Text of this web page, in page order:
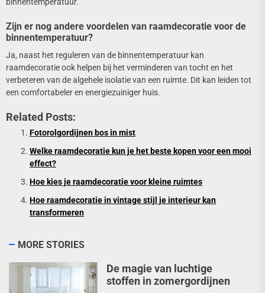
Zijn er nog andere voordelen van raamdecoratie voor de
binnentemperatuur?
Ja, naast het reguleren van de binnentemperatuur kan
raamdecoratie ook helpen bij het verminderen van tocht en het
verbeteren van de algehele isolatie van een ruimte. Dit kan leiden tot
een comfortabeler en energiezuiniger huis.
Related Posts:
Fotorolgordijnen bos in mist
Welke raamdecoratie kun je het beste kopen voor een mooi
effect?
Hoe kies je raamdecoratie voor kleine ruimtes
Hoe raamdecoratie in vintage stijl je interieur kan
transformeren
MORE STORIES
De magie van luchtige
stoffen in zomergordijnen